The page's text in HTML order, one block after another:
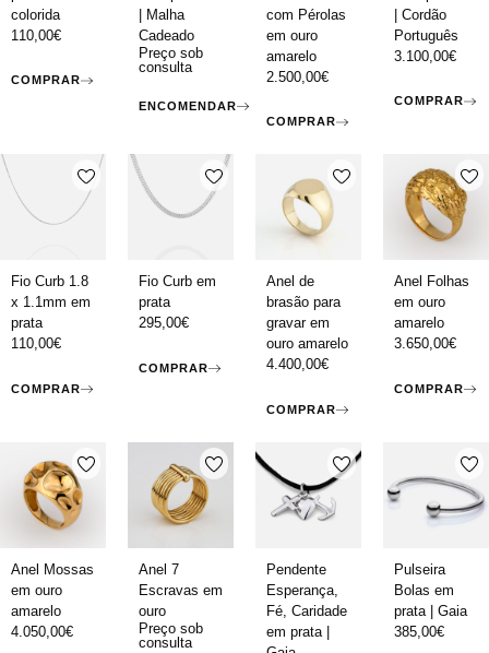
colorida
110,00€
COMPRAR
| Malha
Cadeado
Preço sob
consulta
ENCOMENDAR
com Pérolas
em ouro
amarelo
2.500,00€
COMPRAR
| Cordão
Português
3.100,00€
COMPRAR
Fio Curb 1.8
x 1.1mm em
prata
110,00€
COMPRAR
Fio Curb em
prata
295,00€
COMPRAR
Anel de
brasão para
gravar em
ouro amarelo
4.400,00€
COMPRAR
Anel Folhas
em ouro
amarelo
3.650,00€
COMPRAR
Anel Mossas
em ouro
amarelo
4.050,00€
Anel 7
Escravas em
ouro
Preço sob
consulta
Pendente
Esperança,
Fé, Caridade
em prata |
Pulseira
Bolas em
prata | Gaia
385,00€